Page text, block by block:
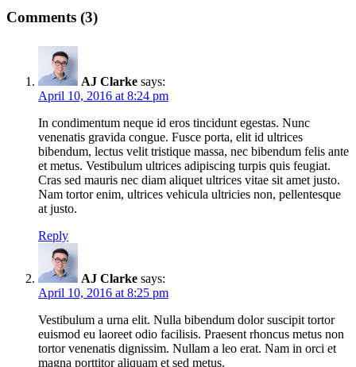
Comments (3)
AJ Clarke says:
April 10, 2016 at 8:24 pm
In condimentum neque id eros tincidunt egestas. Nunc
venenatis gravida congue. Fusce porta, elit id ultrices
bibendum, lectus velit tristique massa, nec bibendum felis ante
et metus. Vestibulum ultrices adipiscing turpis quis feugiat.
Cras sed mauris nec diam aliquet ultrices vitae sit amet justo.
Nam tortor enim, ultrices vehicula ultricies non, pellentesque
at justo.
Reply
AJ Clarke says:
April 10, 2016 at 8:25 pm
Vestibulum a urna elit. Nulla bibendum dolor suscipit tortor
euismod eu laoreet odio facilisis. Praesent rhoncus metus non
tortor venenatis dignissim. Nullam a leo erat. Nam in orci et
magna porttitor aliquam et sed metus.